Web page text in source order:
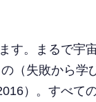
す。まるで宇
（失敗から学
）。すべて